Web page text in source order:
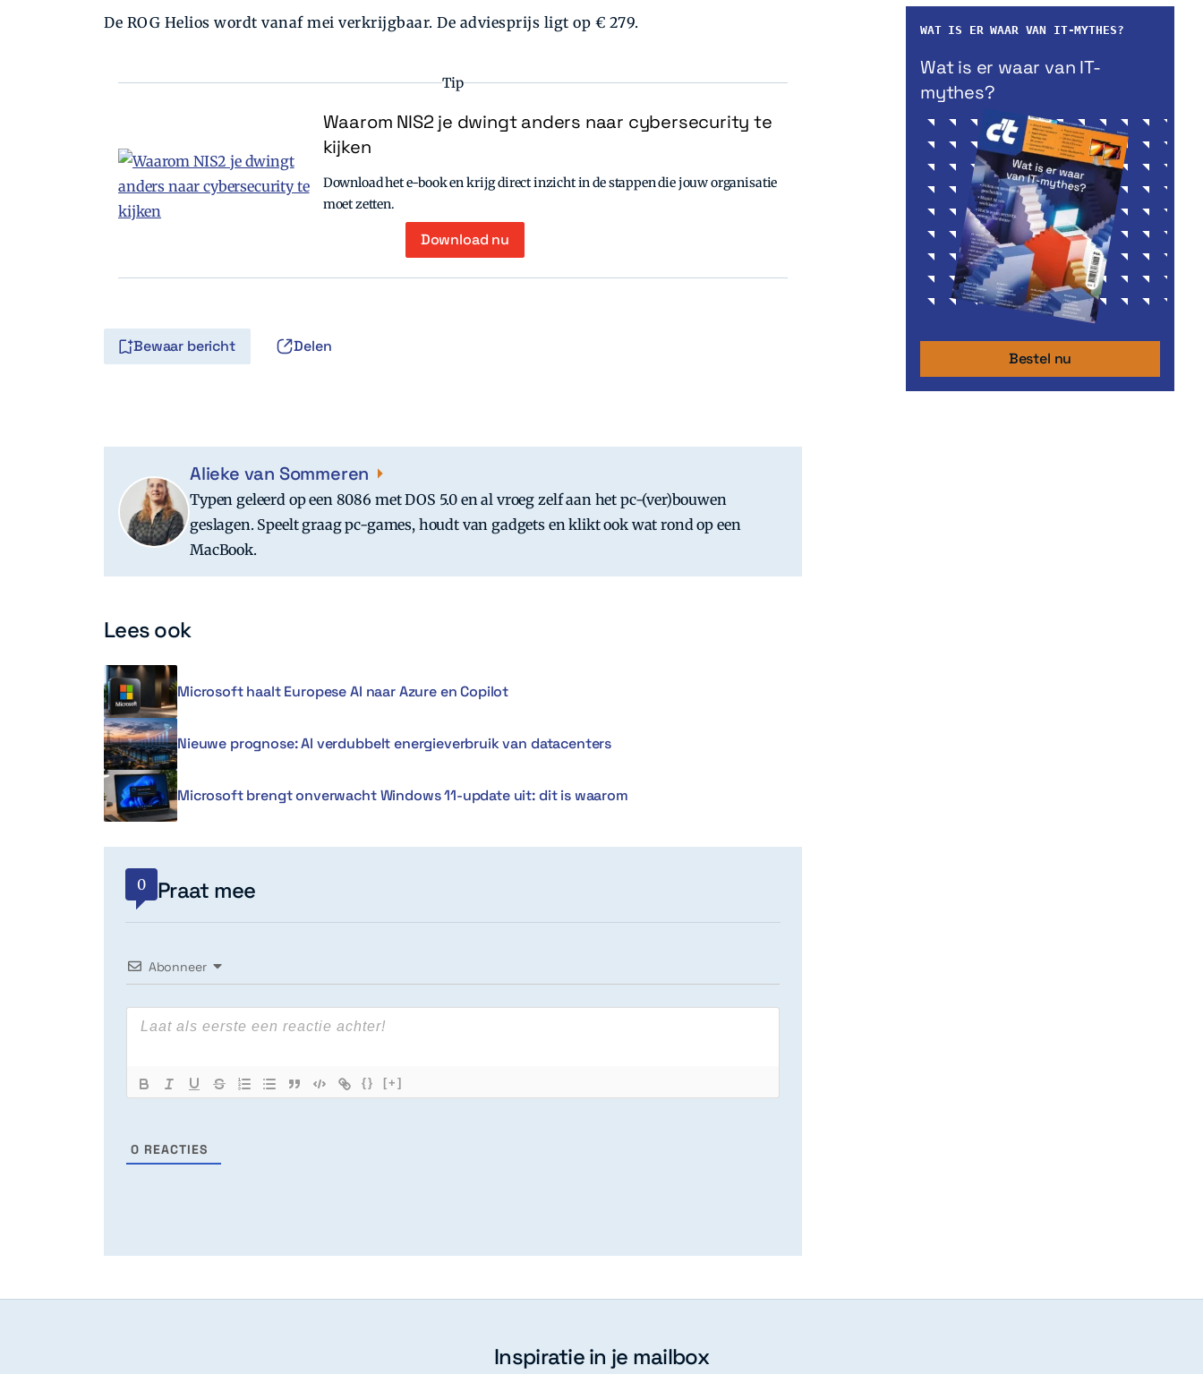
De ROG Helios wordt vanaf mei verkrijgbaar. De adviesprijs ligt op € 279.
Tip
Waarom NIS2 je dwingt anders naar cybersecurity te
kijken
Download het e-book en krijg direct inzicht in de stappen die jouw organisatie
moet zetten.
Download nu
Bewaar bericht Delen
Alieke van Sommeren
Typen geleerd op een 8086 met DOS 5.0 en al vroeg zelf aan het pc-(ver)bouwen
geslagen. Speelt graag pc-games, houdt van gadgets en klikt ook wat rond op een
MacBook.
Lees ook
Microsoft haalt Europese AI naar Azure en Copilot
Nieuwe prognose: AI verdubbelt energieverbruik van datacenters
Microsoft brengt onverwacht Windows 11-update uit: dit is waarom
0 Praat mee
Abonneer
{} [+]
0 REACTIES
WAT IS ER WAAR VAN IT-MYTHES?
Wat is er waar van IT-
mythes?
Bestel nu
Inspiratie in je mailbox